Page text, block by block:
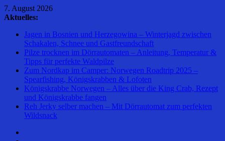
Zum
Inhalt
7. August 2026
Aktuelles:
Jagen in Bosnien und Herzegowina – Winterjagd zwischen
Schakalen, Schnee und Gastfreundschaft
Pilze trocknen im Dörrautomaten – Anleitung, Temperatur &
Tipps für perfekte Waldpilze
Zum Nordkap im Camper: Norwegen Roadtrip 2025 –
Spearfishing, Königskrabben & Lofoten
Königskrabbe Norwegen – Alles über die King Crab, Rezept
und Königskrabbe fangen
Reh Jerky selber machen – Mit Dörrautomat zum perfekten
Wildsnack